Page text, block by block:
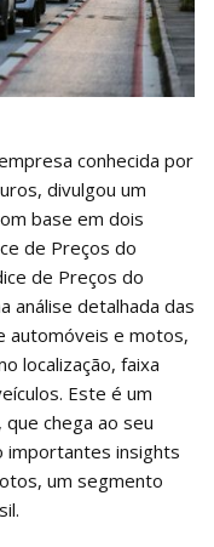
conhecida por
divulgou um
base em dois
de Preços do
de Preços do
análise detalhada das
automóveis e motos,
localização, faixa
Este é um
chega ao seu
importantes insights
um segmento